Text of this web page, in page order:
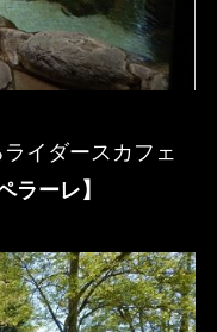
イダースカフェ
ーレ】